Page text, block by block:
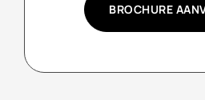
BROCHURE